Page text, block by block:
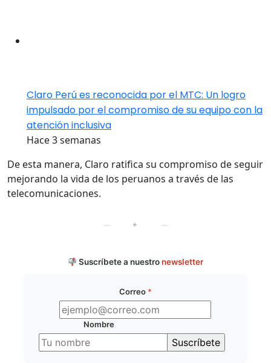
Claro Perú es reconocida por el MTC: Un logro
impulsado por el compromiso de su equipo con la
atención inclusiva
Hace 3 semanas
De esta manera, Claro ratifica su compromiso de seguir
mejorando la vida de los peruanos a través de las
telecomunicaciones.
✦
Suscríbete a nuestro newsletter
Correo *
Nombre